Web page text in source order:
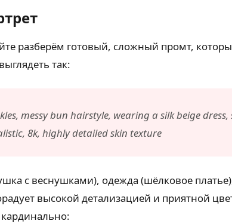
разберём готовый, сложный промт,
так:
messy bun hairstyle, wearing a silk beige
8k, highly detailed skin texture
с веснушками), одежда (шёлковое
высокой детализацией и приятной